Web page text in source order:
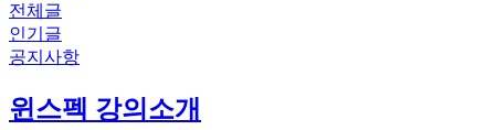
전체글
인기글
공지사항
윈스펙 강의소개